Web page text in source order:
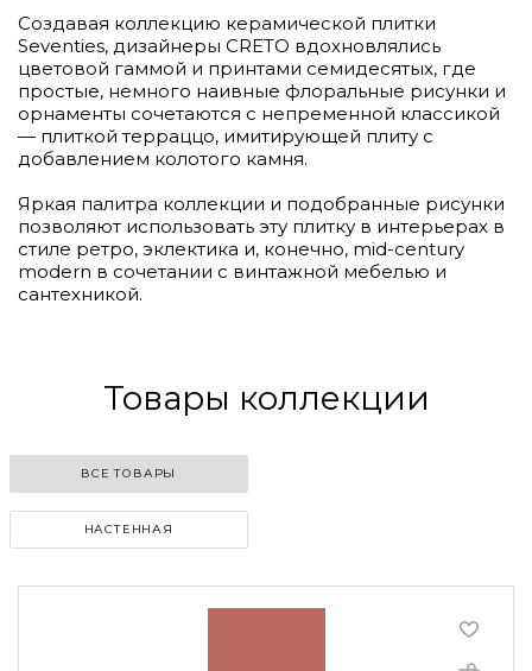
Создавая коллекцию керамической плитки
Seventies, дизайнеры CRETO вдохновлялись
цветовой гаммой и принтами семидесятых, где
простые, немного наивные флоральные рисунки и
орнаменты сочетаются с непременной классикой
— плиткой терраццо, имитирующей плиту с
добавлением колотого камня.
Яркая палитра коллекции и подобранные рисунки
позволяют использовать эту плитку в интерьерах в
стиле ретро, эклектика и, конечно, mid-century
modern в сочетании с винтажной мебелью и
сантехникой.
Товары коллекции
ВСЕ ТОВАРЫ
НАСТЕННАЯ